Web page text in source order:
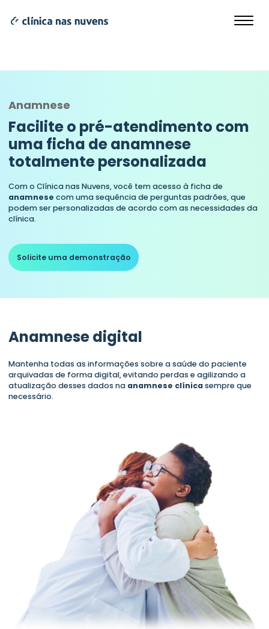
Anamnese
Facilite o pré-atendimento com
uma ficha de anamnese
totalmente personalizada
Com o Clínica nas Nuvens, você tem acesso à ficha de
anamnese com uma sequência de perguntas padrões, que
podem ser personalizadas de acordo com as necessidades da
clínica.
Solicite uma demonstração
Anamnese digital
Mantenha todas as informações sobre a saúde do paciente
arquivadas de forma digital, evitando perdas e agilizando a
atualização desses dados na anamnese clínicasempre que
necessário.